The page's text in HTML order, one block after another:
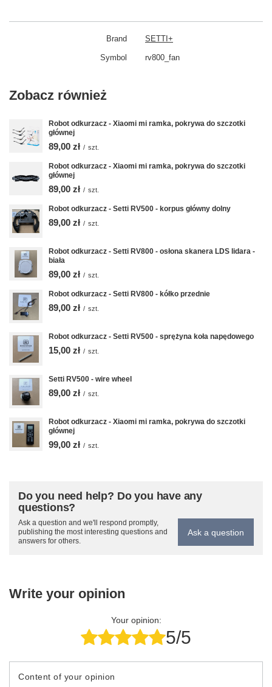
Brand SETTI+
Symbol rv800_fan
Zobacz również
Robot odkurzacz - Xiaomi mi ramka, pokrywa do szczotki
głównej
89,00 zł / szt.
Robot odkurzacz - Xiaomi mi ramka, pokrywa do szczotki
głównej
89,00 zł / szt.
Robot odkurzacz - Setti RV500 - korpus główny dolny
89,00 zł / szt.
Robot odkurzacz - Setti RV800 - osłona skanera LDS lidara -
biała
89,00 zł / szt.
Robot odkurzacz - Setti RV800 - kółko przednie
89,00 zł / szt.
Robot odkurzacz - Setti RV500 - sprężyna koła napędowego
15,00 zł / szt.
Setti RV500 - wire wheel
89,00 zł / szt.
Robot odkurzacz - Xiaomi mi ramka, pokrywa do szczotki
głównej
99,00 zł / szt.
Do you need help? Do you have any
questions?
Ask a question and we'll respond promptly,
publishing the most interesting questions and
answers for others.
Ask a question
Write your opinion
Your opinion:
5/5
Content of your opinion